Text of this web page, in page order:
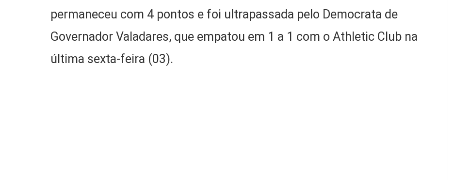
permaneceu com 4 pontos e foi ultrapassada pelo Democrata de
Governador Valadares, que empatou em 1 a 1 com o Athletic Club na
última sexta-feira (03).